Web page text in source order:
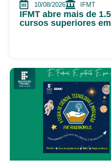
10/08/2026 IFMT
IFMT abre mais de
cursos superiores